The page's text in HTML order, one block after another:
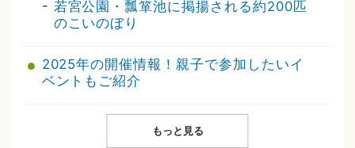
- 若宮公園・瓢箪池に掲揚される約200匹
のこいのぼり
2025年の開催情報！親子で参加したいイ
ベントもご紹介
もっと見る